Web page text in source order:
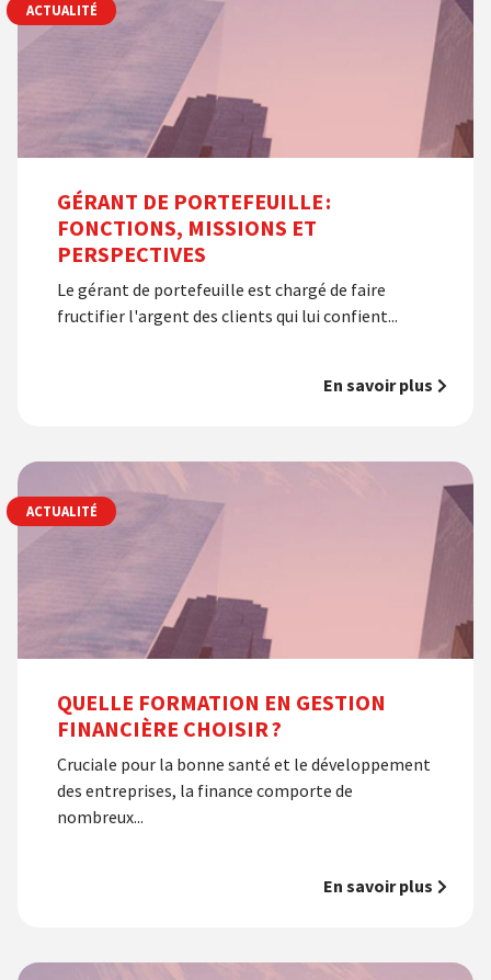
GÉRANT DE PORTEFEUILLE :
FONCTIONS, MISSIONS ET
PERSPECTIVES
Le gérant de portefeuille est chargé de faire
fructifier l'argent des clients qui lui confient...
En savoir plus
ACTUALITÉ
QUELLE FORMATION EN GESTION
FINANCIÈRE CHOISIR ?
Cruciale pour la bonne santé et le développement
des entreprises, la finance comporte de
nombreux...
En savoir plus
ACTUALITÉ